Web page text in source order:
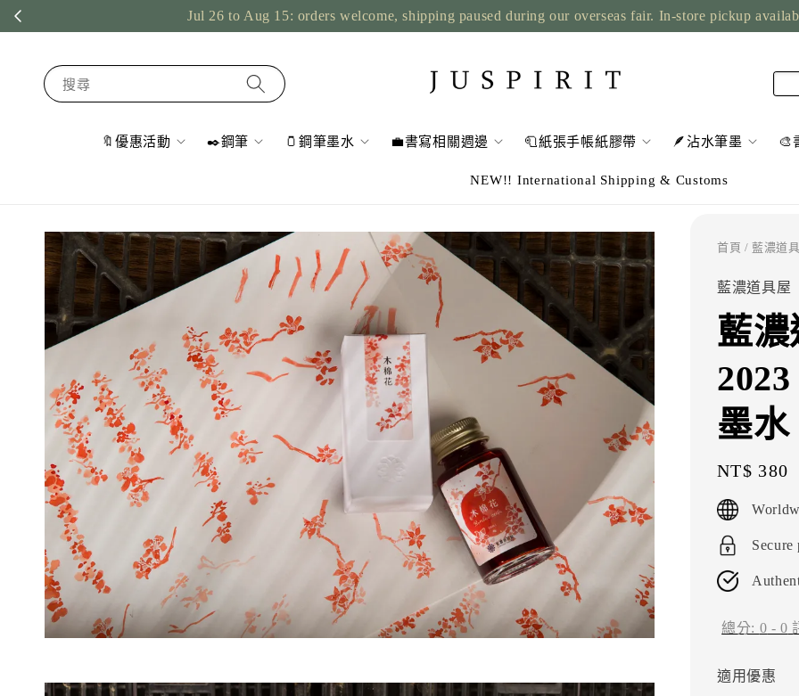
Jul 26 to Aug 15: orders welcome, shipping paused during our overseas fair. In-store pickup
搜尋
🔖優惠活動 ✒️鋼筆 🫙鋼筆墨水 💼書寫相關週邊 🧻紙張手帳紙膠帶 🪶沾水筆墨 🎨
NEW!! International Shipping & Customs
首頁 / 藍濃道
藍濃道具屋
藍濃
墨水
Regular
price
NT$ 380
Secure
總分: 0 -0
適用優惠